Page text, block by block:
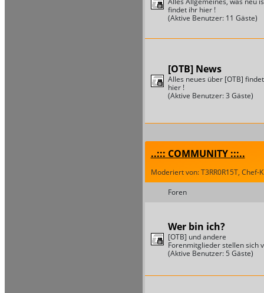
findet ihr hier !
(Aktive Benutzer: 11 Gäste)
[OTB] News
Alles neues über [OTB]
hier !
(Aktive Benutzer: 3 Gäste)
..::: COMMUNITY :::..
Moderiert von: T3RR0R15T, Chef-
Foren
Wer bin ich?
[OTB] und andere
Forenmitglieder stellen sich
(Aktive Benutzer: 5 Gäste)